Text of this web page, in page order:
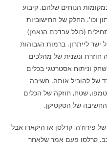
הנוחים שלהם, קיבוע
וכו'. החלק של החישוביות
(כולל עבדכם הנאמן)
לייתרון. ברמות הגבוהות
חוזרת ונשנית של מהלכים
וניתוח אסטרטגי בכלים
של להוביל אותה. חשיבה
שטח, חוזקה של הכלים
החשיבה של הטקטיקן.
פירוז'ה, קרלסן או היקארו אבל
קרלסן פעם אמר שלאחר